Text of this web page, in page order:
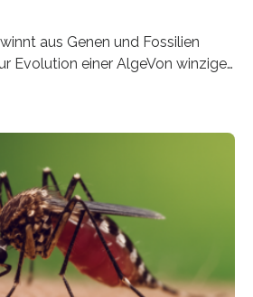
aus Genen und Fossilien
Evolution einer AlgeVon winzigen
zu den komplexesten
von Millionen Jahren
sticht eine Gruppe heraus,
Natur vorkommt: die
Einige Arten
aus Zellfäden dichte Geflechte
Gestalt. Was auffällig ist: Die